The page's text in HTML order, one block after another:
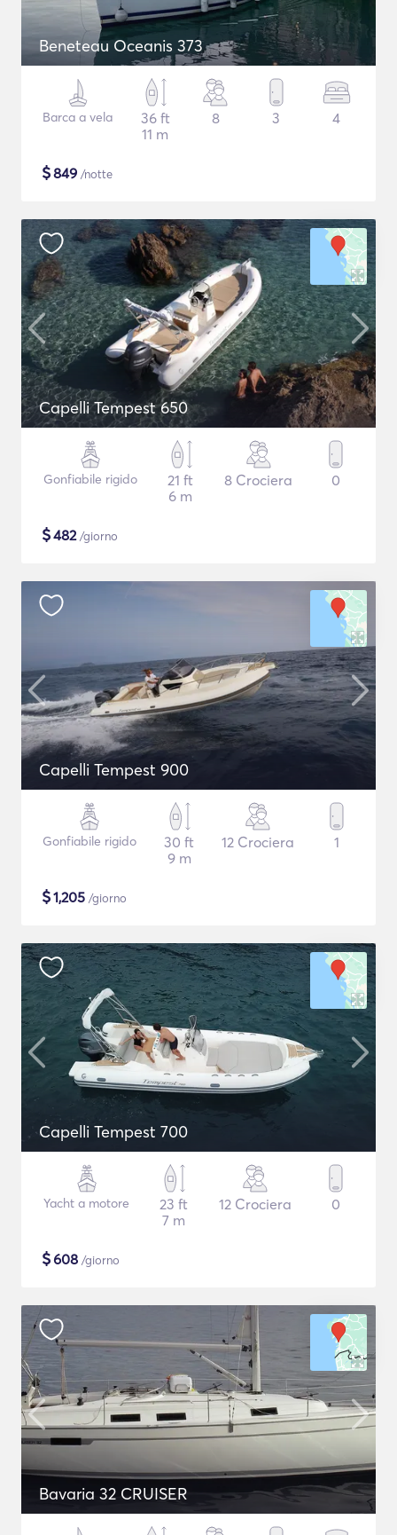
Beneteau Oceanis 373
Barca a vela
36 ft
11 m
8 3 4
$849 /notte
Capelli Tempest 650
Gonfiabile rigido
21 ft
6 m
8 Crociera 0
$482/giorno
Capelli Tempest 900
Gonfiabile rigido
30 ft
9 m
12 Crociera 1
$1,205 /giorno
Capelli Tempest 700
Yacht a motore
23 ft
7 m
12 Crociera 0
$608 /giorno
Bavaria 32 CRUISER